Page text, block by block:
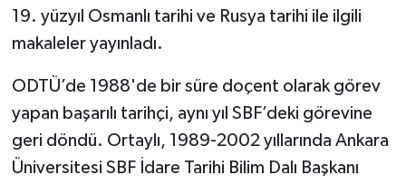
19. yüzyıl Osmanlı tarihi ve Rusya tarihi ile ilgili
makaleler yayınladı.
ODTÜ’de 1988'de bir süre doçent olarak görev
yapan başarılı tarihçi, aynı yıl SBF’deki görevine
geri döndü. Ortaylı, 1989-2002 yıllarında Ankara
Üniversitesi SBF İdare Tarihi Bilim Dalı Başkanı